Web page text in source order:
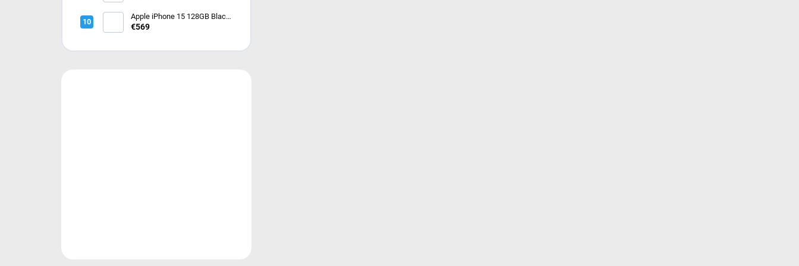
MX4R3CS/A
Apple iPhone 15 128GB Black
- čierny
€569